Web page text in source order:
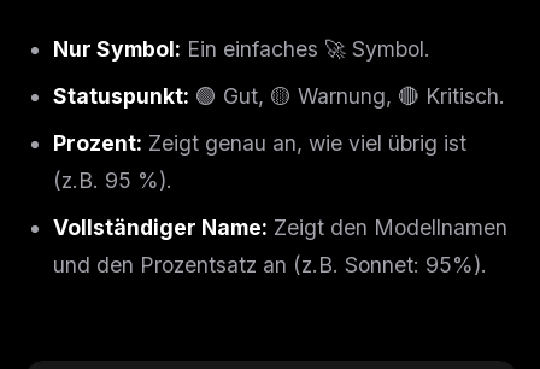
Nur Symbol: Ein einfaches 🚀 Symbol.
Statuspunkt: 🟢 Gut, 🟡 Warnung, 🔴 Kritisch.
Prozent: Zeigt genau an, wie viel übrig ist
(z.B. 95 %).
Vollständiger Name: Zeigt den Modellnamen
und den Prozentsatz an (z.B. Sonnet: 95%).